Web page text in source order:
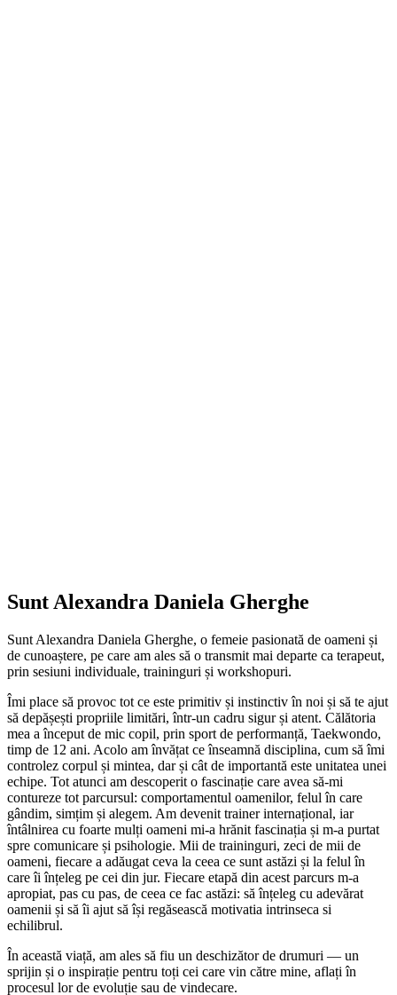
Sunt Alexandra Daniela Gherghe
Sunt Alexandra Daniela Gherghe, o femeie pasionată de oameni și
de cunoaștere, pe care am ales să o transmit mai departe ca terapeut,
prin sesiuni individuale, traininguri și workshopuri.
Îmi place să provoc tot ce este primitiv și instinctiv în noi și să te ajut
să depășești propriile limitări, într-un cadru sigur și atent. Călătoria
mea a început de mic copil, prin sport de performanță, Taekwondo,
timp de 12 ani. Acolo am învățat ce înseamnă disciplina, cum să îmi
controlez corpul și mintea, dar și cât de importantă este unitatea unei
echipe. Tot atunci am descoperit o fascinație care avea să-mi
contureze tot parcursul: comportamentul oamenilor, felul în care
gândim, simțim și alegem. Am devenit trainer internațional, iar
întâlnirea cu foarte mulți oameni mi-a hrănit fascinația și m-a purtat
spre comunicare și psihologie. Mii de traininguri, zeci de mii de
oameni, fiecare a adăugat ceva la ceea ce sunt astăzi și la felul în
care îi înțeleg pe cei din jur. Fiecare etapă din acest parcurs m-a
apropiat, pas cu pas, de ceea ce fac astăzi: să înțeleg cu adevărat
oamenii și să îi ajut să își regăsească motivatia intrinseca si
echilibrul.
În această viață, am ales să fiu un deschizător de drumuri — un
sprijin și o inspirație pentru toți cei care vin către mine, aflați în
procesul lor de evoluție sau de vindecare.